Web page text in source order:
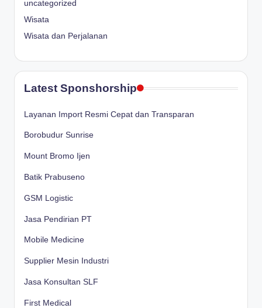
uncategorized
Wisata
Wisata dan Perjalanan
Latest Sponshorship
Layanan Import Resmi Cepat dan Transparan
Borobudur Sunrise
Mount Bromo Ijen
Batik Prabuseno
GSM Logistic
Jasa Pendirian PT
Mobile Medicine
Supplier Mesin Industri
Jasa Konsultan SLF
First Medical